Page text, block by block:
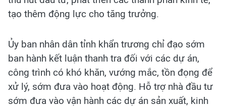
tạo thêm động lực cho tăng trưởng.
Ủy ban nhân dân tỉnh khẩn trương chỉ đạo sớm
ban hành kết luận thanh tra đối với các dự án,
công trình có khó khăn, vướng mắc, tồn đọng để
xử lý, sớm đưa vào hoạt động. Hỗ trợ nhà đầu tư
sớm đưa vào vận hành các dự án sản xuất, kinh